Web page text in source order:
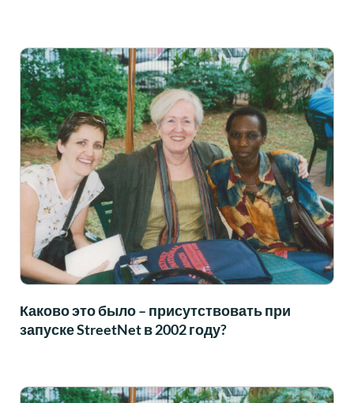
Каково это было – присутствовать при
запуске StreetNet в 2002 году?